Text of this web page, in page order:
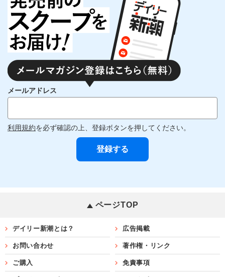
メールアドレス
利用規約を必ず確認の上、登録ボタンを押してください。
ページTOP
デイリー新潮とは？ 広告掲載
お問い合わせ 著作権・リンク
ご購入 免責事項